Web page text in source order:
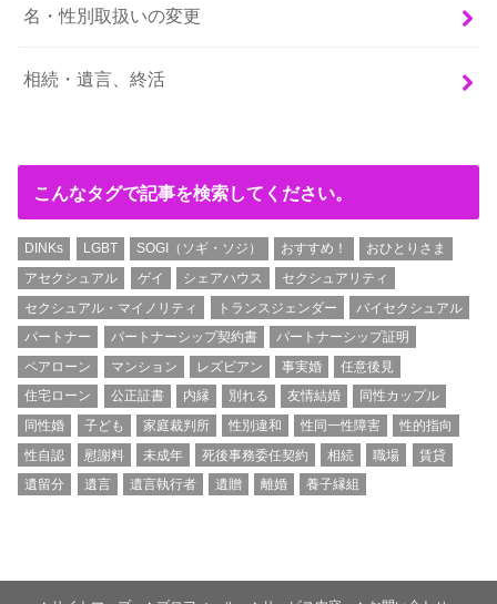
名・性別取扱いの変更
相続・遺言、終活
こんなタグで記事を検索してください。
DINKs LGBT SOGI（ソギ・ソジ） おすすめ！
おひとりさま
アセクシュアル
ゲイ シェアハウス
セクシュアリティ
セクシュアル・マイノリティ
トランスジェンダー
バイセクシュアル
パートナー
パートナーシップ契約書
パートナーシップ証明
ペアローン
マンション レズビアン 事実婚
任意後見
住宅ローン
公正証書 内縁 別れる 友情結婚
同性カップル
同性婚
子ども 家庭裁判所 性別違和 性同一性障害
性的指向
性自認
慰謝料 未成年 死後事務委任契約 相続 職場
賃貸
遺留分
遺言 遺言執行者 遺贈 離婚 養子縁組